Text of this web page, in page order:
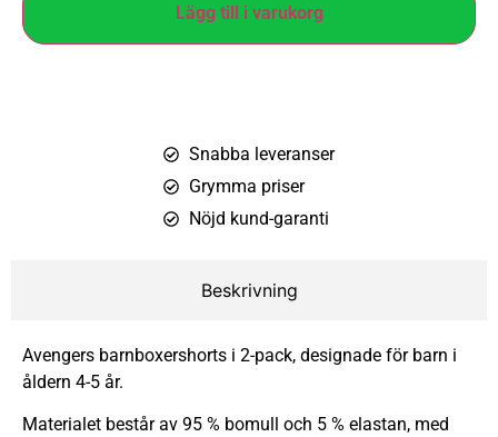
Lägg till i varukorg
Snabba leveranser
Grymma priser
Nöjd kund-garanti
Beskrivning
Avengers barnboxershorts i 2-pack, designade för barn i
åldern 4-5 år.
Materialet består av 95 % bomull och 5 % elastan, med